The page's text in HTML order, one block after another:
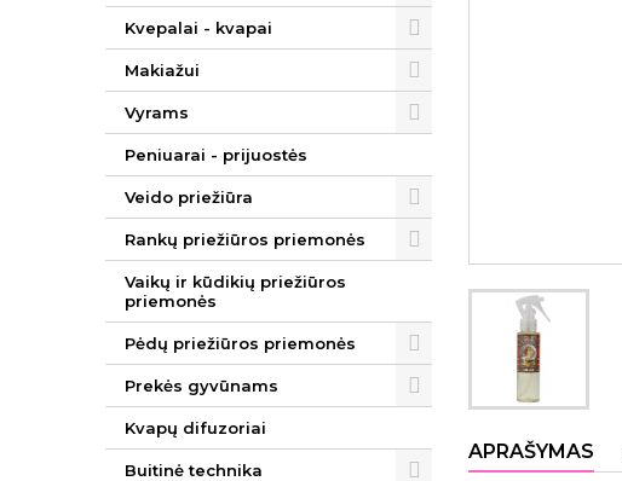
Kvepalai - kvapai
Makiažui
Vyrams
Peniuarai - prijuostės
Veido priežiūra
Rankų priežiūros priemonės
Vaikų ir kūdikių priežiūros
priemonės
Pėdų priežiūros priemonės
Prekės gyvūnams
Kvapų difuzoriai
Buitinė technika
APRAŠYMAS